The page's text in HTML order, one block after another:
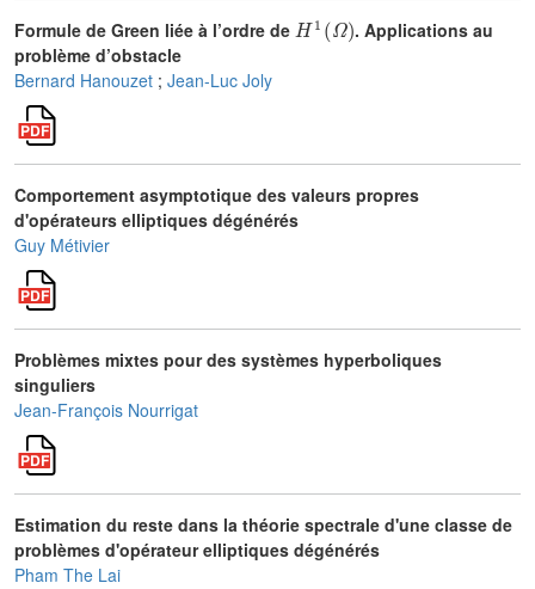
Formule de Green liée à l’ordre de H1 Ω) . Applications au
problème d’obstacle
Bernard Hanouzet ; Jean-Luc Joly
Comportement asymptotique des valeurs propres
d'opérateurs elliptiques dégénérés
Guy Métivier
Problèmes mixtes pour des systèmes hyperboliques
singuliers
Jean-François Nourrigat
Estimation du reste dans la théorie spectrale d'une classe de
problèmes d'opérateur elliptiques dégénérés
Pham The Lai